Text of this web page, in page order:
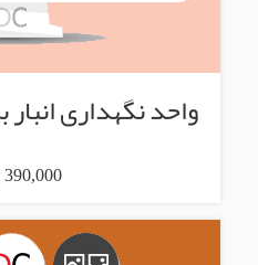
واحد نگهداری انبار
390,000 تومان